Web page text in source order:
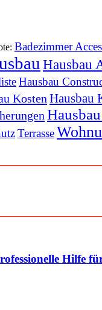
Badezimmer
Hausbau
Hausbau
Kosten Hausbau
Terrasse
Hilfe